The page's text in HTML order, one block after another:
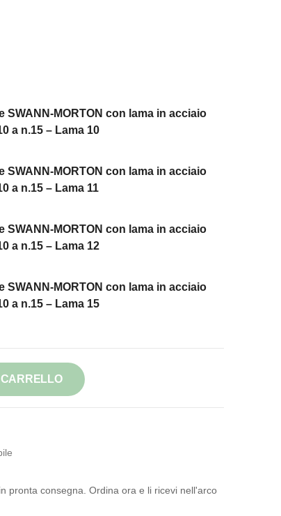
SWANN-MORTON con lama in acciaio
a n.15 – Lama 10
SWANN-MORTON con lama in acciaio
a n.15 – Lama 11
SWANN-MORTON con lama in acciaio
a n.15 – Lama 12
SWANN-MORTON con lama in acciaio
a n.15 – Lama 15
pronta consegna. Ordina ora e li ricevi nell'arco